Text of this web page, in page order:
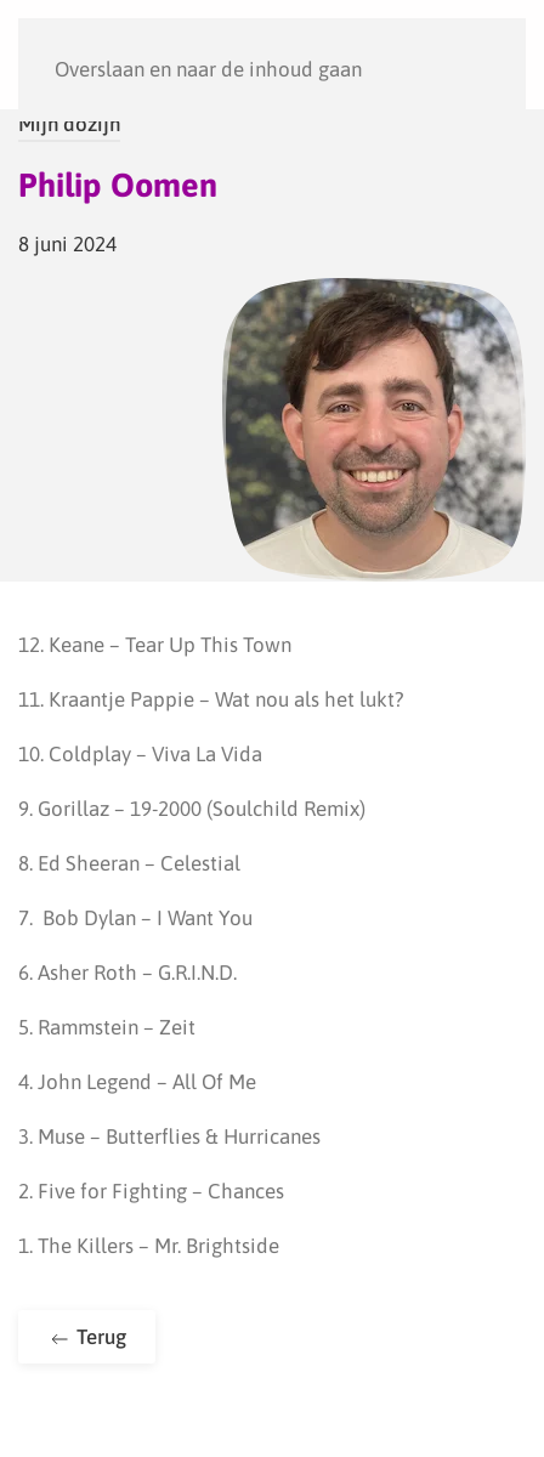
Overslaan en naar de inhoud gaan
Mijn dozijn
Philip Oomen
8 juni 2024
12. Keane – Tear Up This Town
11. Kraantje Pappie – Wat nou als het lukt?
10. Coldplay – Viva La Vida
9. Gorillaz – 19-2000 (Soulchild Remix)
8. Ed Sheeran – Celestial
7. Bob Dylan – I Want You
6. Asher Roth – G.R.I.N.D.
5. Rammstein – Zeit
4. John Legend – All Of Me
3. Muse – Butterflies & Hurricanes
2. Five for Fighting – Chances
1. The Killers – Mr. Brightside
Terug